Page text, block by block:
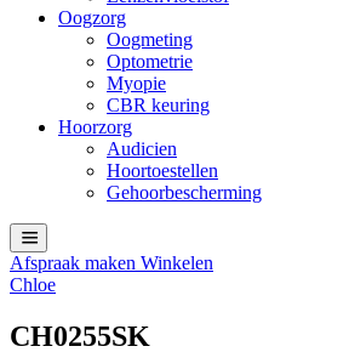
Oogzorg
Oogmeting
Optometrie
Myopie
CBR keuring
Hoorzorg
Audicien
Hoortoestellen
Gehoorbescherming
Afspraak maken Winkelen
Chloe
CH0255SK